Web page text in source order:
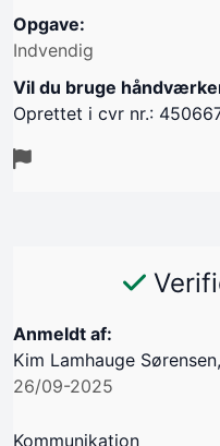
Opgave:
Indvendig
Vil du bruge
Oprettet i cvr nr.:
Anmeldt af:
Kim Lamhauge
26/09-2025
Kommunikation